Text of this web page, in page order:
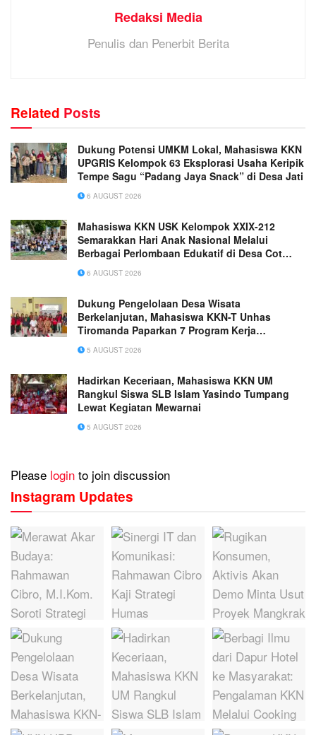
Redaksi Media
Penulis dan Penerbit Berita
Related Posts
Dukung Potensi UMKM Lokal, Mahasiswa KKN
UPGRIS Kelompok 63 Eksplorasi Usaha Keripik
Tempe Sagu “Padang Jaya Snack” di Desa Jati
6 AUGUST 2026
Mahasiswa KKN USK Kelompok XXIX-212
Semarakkan Hari Anak Nasional Melalui
Berbagai Perlombaan Edukatif di Desa Cot
Rabo Tunong
6 AUGUST 2026
Dukung Pengelolaan Desa Wisata
Berkelanjutan, Mahasiswa KKN-T Unhas
Tiromanda Paparkan 7 Program Kerja
Unggulan
5 AUGUST 2026
Hadirkan Keceriaan, Mahasiswa KKN UM
Rangkul Siswa SLB Islam Yasindo Tumpang
Lewat Kegiatan Mewarnai
5 AUGUST 2026
Please login to join discussion
Instagram Updates